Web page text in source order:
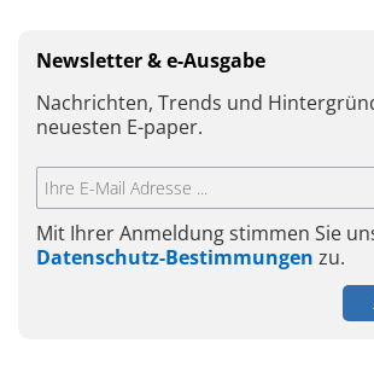
Newsletter & e-Ausgabe
Nachrichten, Trends und
neuesten E-paper.
Mit Ihrer Anmeldung stimmen Sie
Datenschutz-Bestimmungen zu.